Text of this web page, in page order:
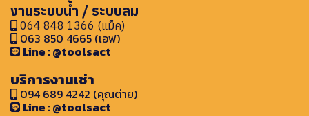
งานระบบน้ำ / ระบบลม
064 848 1366 (แม็ค)
063 850 4665 (เอฟ)
Line : @toolsact
บริการงานเช่า
094 689 4242 (คุณต่าย)
Line : @toolsact